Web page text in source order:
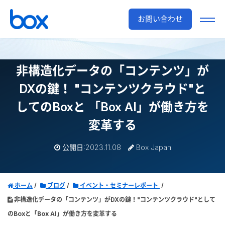
お問い合わせ
非構造化データの「コンテンツ」が
DXの鍵！ "コンテンツクラウド"と
してのBoxと
「Box AI」が働き方を
変革する
公開日:2023.11.08 Box Japan
ホーム ブログ
イベント・セミナーレポート
非構造化データの「コンテンツ」がDXの鍵！"コンテンツクラウド"として
のBoxと「Box AI」が働き方を変革する